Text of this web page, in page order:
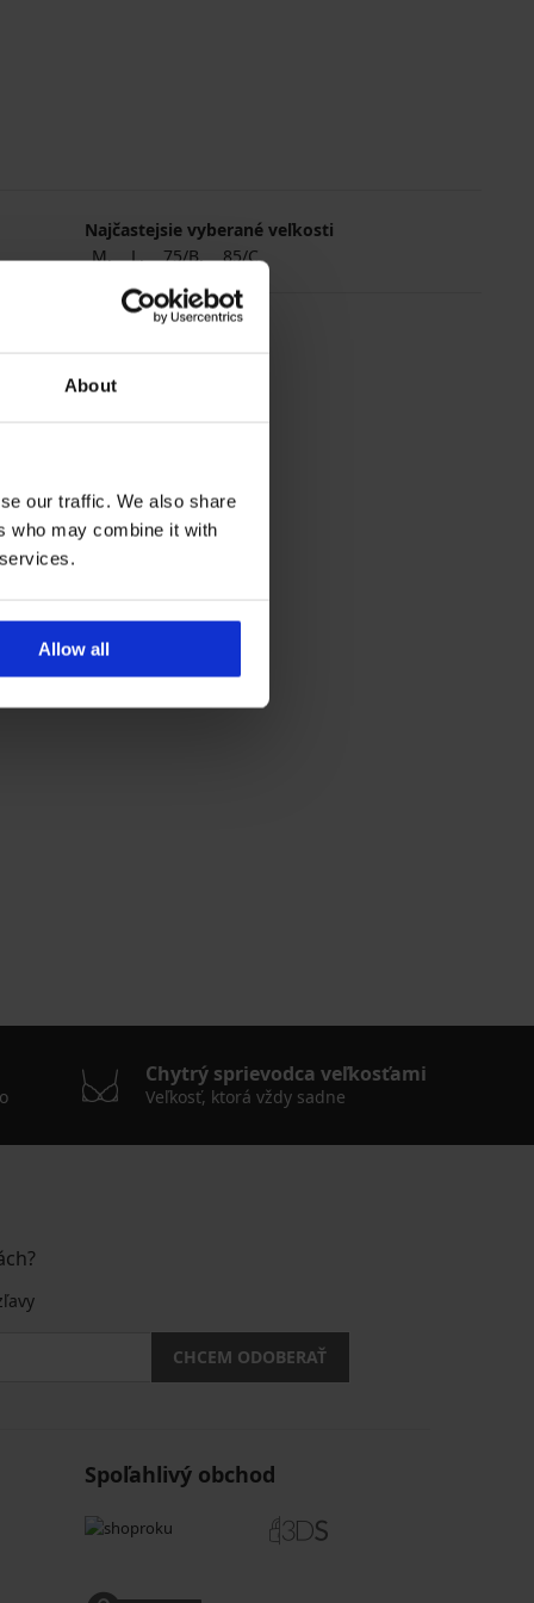
About
our traffic. We also share
who may combine it with
Allow all
Najčastejsie vyberané veľkosti
M
L 75/B 85/C
Chytrý sprievodca veľkosťami
Veľkosť, ktorá vždy sadne
CHCEM ODOBERAŤ
Spoľahlivý obchod